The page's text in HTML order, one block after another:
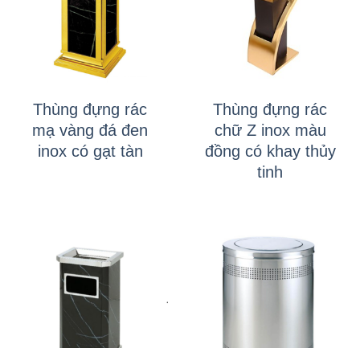
Thùng đựng rác
mạ vàng đá đen
inox có gạt tàn
Thùng đựng rác
chữ Z inox màu
đồng có khay thủy
tinh